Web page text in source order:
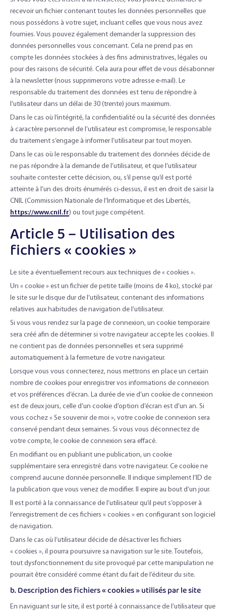
recevoir un fichier contenant toutes les données personnelles que
nous possédons à votre sujet, incluant celles que vous nous avez
fournies. Vous pouvez également demander la suppression des
données personnelles vous concernant. Cela ne prend pas en
compte les données stockées à des fins administratives, légales ou
pour des raisons de sécurité. Cela aura pour effet de vous désabonner
à la newsletter (nous supprimerons votre adresse e-mail). Le
responsable du traitement des données est tenu de répondre à
l’utilisateur dans un délai de 30 (trente) jours maximum.
Dans le cas où l’intégrité, la confidentialité ou la sécurité des données
à caractère personnel de l’utilisateur est compromise, le responsable
du traitement s’engage à informer l’utilisateur par tout moyen.
Dans le cas où le responsable du traitement des données décide de
ne pas répondre à la demande de l’utilisateur, et que l’utilisateur
souhaite contester cette décision, ou, s’il pense qu’il est porté
atteinte à l’un des droits énumérés ci-dessus, il est en droit de saisir la
CNIL (Commission Nationale de l’Informatique et des Libertés,
https://www.cnil.fr) ou tout juge compétent.
Article 5 – Utilisation des
fichiers « cookies »
Le site a éventuellement recours aux techniques de « cookies ».
Un « cookie » est un fichier de petite taille (moins de 4 ko), stocké par
le site sur le disque dur de l’utilisateur, contenant des informations
relatives aux habitudes de navigation de l’utilisateur.
Si vous vous rendez sur la page de connexion, un cookie temporaire
sera créé afin de déterminer si votre navigateur accepte les cookies. Il
ne contient pas de données personnelles et sera supprimé
automatiquement à la fermeture de votre navigateur.
Lorsque vous vous connecterez, nous mettrons en place un certain
nombre de cookies pour enregistrer vos informations de connexion
et vos préférences d’écran. La durée de vie d’un cookie de connexion
est de deux jours, celle d’un cookie d’option d’écran est d’un an. Si
vous cochez « Se souvenir de moi », votre cookie de connexion sera
conservé pendant deux semaines. Si vous vous déconnectez de
votre compte, le cookie de connexion sera effacé.
En modifiant ou en publiant une publication, un cookie
supplémentaire sera enregistré dans votre navigateur. Ce cookie ne
comprend aucune donnée personnelle. Il indique simplement l’ID de
la publication que vous venez de modifier. Il expire au bout d’un jour.
Il est porté à la connaissance de l’utilisateur qu’il peut s’opposer à
l’enregistrement de ces fichiers « cookies » en configurant son logiciel
de navigation.
Dans le cas où l’utilisateur décide de désactiver les fichiers
« cookies », il pourra poursuivre sa navigation sur le site. Toutefois,
tout dysfonctionnement du site provoqué par cette manipulation ne
pourrait être considéré comme étant du fait de l’éditeur du site.
b. Description des fichiers « cookies » utilisés par le site
En naviguant sur le site, il est porté à connaissance de l’utilisateur que